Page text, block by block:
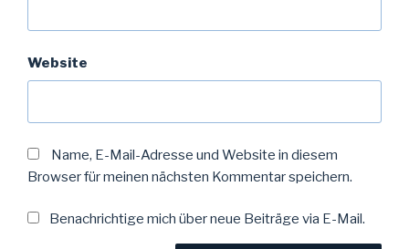
Website
Name, E-Mail-Adresse und Website in diesem
Browser für meinen nächsten Kommentar speichern.
Benachrichtige mich über neue Beiträge via E-Mail.